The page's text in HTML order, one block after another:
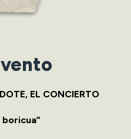
EL CONCIERTO